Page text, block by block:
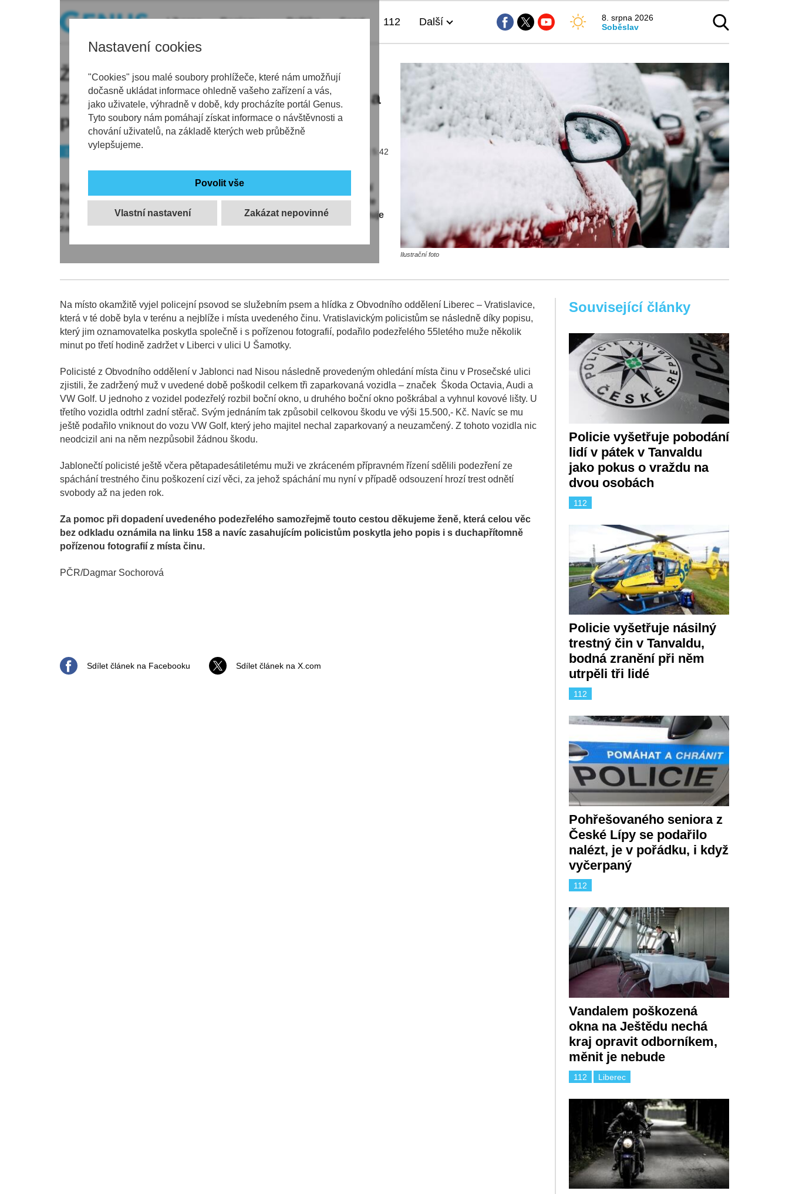
Nastavení cookies
"Cookies" jsou malé soubory prohlížeče, které nám umožňují
dočasně ukládat informace ohledně vašeho zařízení a vás,
jako uživatele, výhradně v době, kdy procházíte portál Genus.
Tyto soubory nám pomáhají získat informace o návštěvnosti a
chování uživatelů, na základě kterých web průběžně
vylepšujeme.
Vlastní nastavení
Liberec Regiony Politika Sport 112 Další
8. srpna 2026
Soběslav
Žena viděla v noci poškozovat muže
zaparkovaná auta, zavolala linku 158 a
pachatel byl dopaden
13.02.2022 | 5:42
Během uplynulého víkendu v noci ze soboty na neděli krátce před třetí
hodinou policisté na lince 158 přijali oznámení od ženy, která uvedla, že
z okna vidí muže, který v ulici Prosečská v Jablonci nad Nisou poškozuje
zaparkovaná vozidla a snaží se do nich dostat.
Ilustrační foto
Na místo okamžitě vyjel policejní psovod se služebním psem a hlídka z Obvodního oddělení Liberec – Vratislavice,
která v té době byla v terénu a nejblíže i místa uvedeného činu. Vratislavickým policistům se následně díky popisu,
který jim oznamovatelka poskytla společně i s pořízenou fotografií, podařilo podezřelého 55letého muže několik
minut po třetí hodině zadržet v Liberci v ulici U Šamotky.
Policisté z Obvodního oddělení v Jablonci nad Nisou následně provedeným ohledání místa činu v Prosečské ulici
zjistili, že zadržený muž v uvedené době poškodil celkem tři zaparkovaná vozidla – značek Škoda Octavia, Audi a
VW Golf. U jednoho z vozidel podezřelý rozbil boční okno, u druhého boční okno poškrábal a vyhnul kovové lišty. U
třetího vozidla odtrhl zadní stěrač. Svým jednáním tak způsobil celkovou škodu ve výši 15.500,- Kč. Navíc se mu
ještě podařilo vniknout do vozu VW Golf, který jeho majitel nechal zaparkovaný a neuzamčený. Z tohoto vozidla nic
neodcizil ani na něm nezpůsobil žádnou škodu.
Jablonečtí policisté ještě včera pětapadesátiletému muži ve zkráceném přípravném řízení sdělili podezření ze
spáchání trestného činu poškození cizí věci, za jehož spáchání mu nyní v případě odsouzení hrozí trest odnětí
svobody až na jeden rok.
Za pomoc při dopadení uvedeného podezřelého samozřejmě touto cestou děkujeme ženě, která celou věc
bez odkladu oznámila na linku 158 a navíc zasahujícím policistům poskytla jeho popis i s duchapřítomně
pořízenou fotografií z místa činu.
PČR/Dagmar Sochorová
Sdílet článek na Facebooku Sdílet článek na X.com
Související články
Policie vyšetřuje pobodání
lidí v pátek v Tanvaldu
jako pokus o vraždu na
dvou osobách
112
Policie vyšetřuje násilný
trestný čin v Tanvaldu,
bodná zranění při něm
utrpěli tři lidé
112
Pohřešovaného seniora z
České Lípy se podařilo
nalézt, je v pořádku, i když
vyčerpaný
112
Vandalem poškozená
okna na Ještědu nechá
kraj opravit odborníkem,
měnit je nebude
112 Liberec